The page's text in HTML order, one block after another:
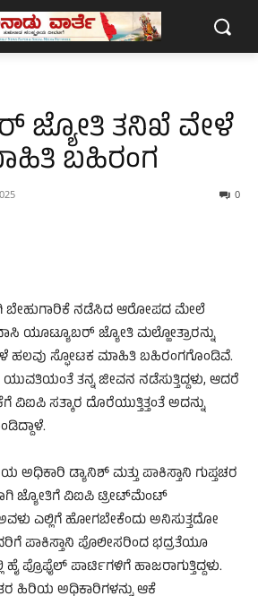
ಜ್ಯೋತಿ ತನಿಖೆ ವೇಳೆ
ಬಹಿರಂಗ
0
ಬೇಹುಗಾರಿಕೆ ನಡೆಸಿದ ಆರೋಪದ ಮೇಲೆ
ಯೂಟ್ಯೂಬರ್ ಜ್ಯೋತಿ ಮಲ್ಹೋತ್ರಾರನ್ನು
ಹಲವು ಸ್ಫೋಟಕ ಮಾಹಿತಿ ಬಹಿರಂಗಗೊಂಡಿವೆ.
ತನ್ನ ಜೀವನ ನಡೆಸುತ್ತಿದ್ದಳು, ಆದರೆ
ವಿಐಪಿ ಸತ್ಕಾರ ದೊರೆಯುತ್ತಿತ್ತಂತೆ ಅದನ್ನು
ಡ್ಯಾನಿಶ್ ಮತ್ತು ಪಾಕಿಸ್ತಾನಿ ಗುಪ್ತಚರ
ಜ್ಯೋತಿಗೆ ವಿಐಪಿ ಟ್ರೀಟ್​ಮೆಂಟ್
ಅವಳು ಎಲ್ಲಿಗೆ ಹೋಗಬೇಕೆಂದು ಅನಿಸುತ್ತದೋ
ಪಾಕಿಸ್ತಾನಿ ಪೊಲೀಸರಿಂದ ಭದ್ರತೆಯೂ
ಹೈ ಪ್ರೊಫೈಲ್ ಪಾರ್ಟಿಗಳಿಗೆ ಹಾಜರಾಗುತ್ತಿದ್ದಳು.
ಹಿರಿಯ ಅಧಿಕಾರಿಗಳನ್ನು ಆಕೆ